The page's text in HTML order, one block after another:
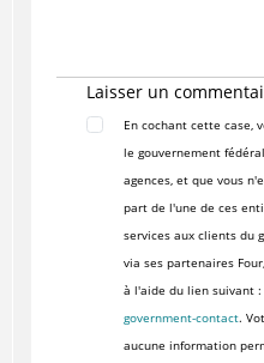
Laisser un
En cochant cette case,
le gouvernement
agences, et que vous
part de l'une de ces
services aux clients du
via ses partenaires
à l'aide du lien suivant :
government-contact.
aucune information